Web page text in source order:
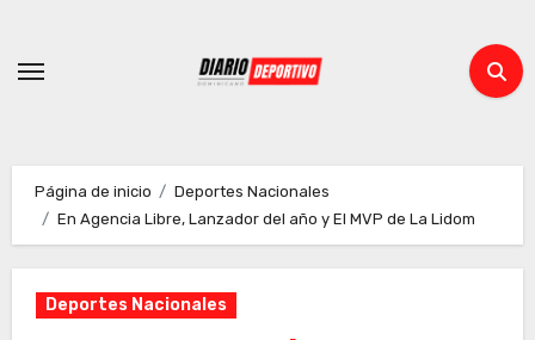
contenido
Página de inicio
Deportes Nacionales
En Agencia Libre, Lanzador del año y El MVP de La Lidom
Deportes Nacionales